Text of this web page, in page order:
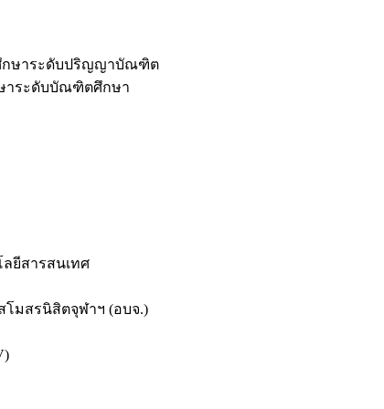
กษาระดับปริญญาบัณฑิต
าระดับบัณฑิตศึกษา
ยีสารสนเทศ
โมสรนิสิตจุฬาฯ (อบจ.)